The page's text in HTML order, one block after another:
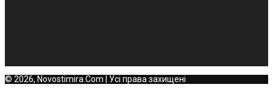
© 2026, Novostimira.Com | Усі права захищені